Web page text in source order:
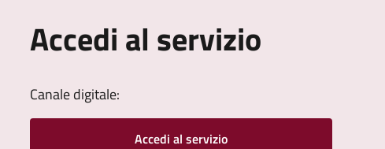
Accedi al servizio
Canale digitale:
Accedi al servizio